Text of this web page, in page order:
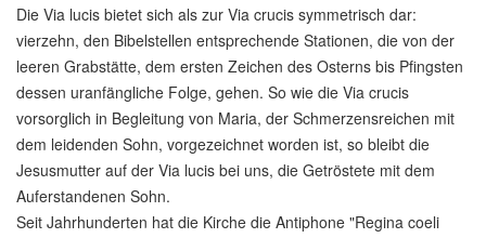
Die Via lucis bietet sich als zur Via crucis symmetrisch dar:
vierzehn, den Bibelstellen entsprechende Stationen, die von der
leeren Grabstätte, dem ersten Zeichen des Osterns bis Pfingsten
dessen uranfängliche Folge, gehen. So wie die Via crucis
vorsorglich in Begleitung von Maria, der Schmerzensreichen mit
dem leidenden Sohn, vorgezeichnet worden ist, so bleibt die
Jesusmutter auf der Via lucis bei uns, die Getröstete mit dem
Auferstandenen Sohn.
Seit Jahrhunderten hat die Kirche die Antiphone "Regina coeli